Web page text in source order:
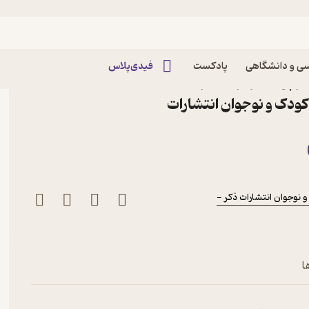
و دانشگاهی پادکست فیدی‌پلاس
و نوجوان انتشارات
انتشارات ذکر -